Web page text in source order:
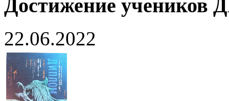
Достижение
22.06.2022